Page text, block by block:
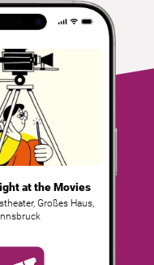
at the Movies
Großes Haus,
Innsbruck